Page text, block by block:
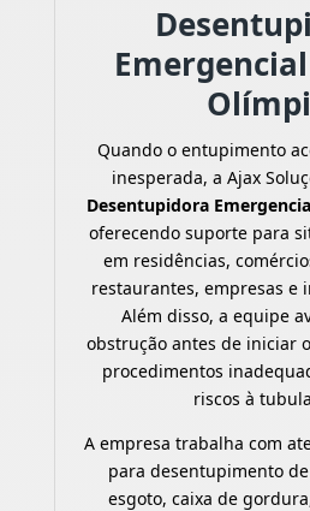
Quando o entupimento
inesperada, a Ajax
Desentupidora
oferecendo suporte para
em residências,
restaurantes, empresas e
Além disso, a equipe
obstrução antes de iniciar
procedimentos
riscos à
A empresa trabalha com
para desentupimento
esgoto, caixa de